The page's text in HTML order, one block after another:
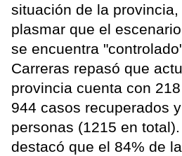
situación de la
plasmar que el
se encuentra
Carreras repasó que
provincia cuenta con
944 casos recuperados
personas (1215 en
destacó que el 84% de